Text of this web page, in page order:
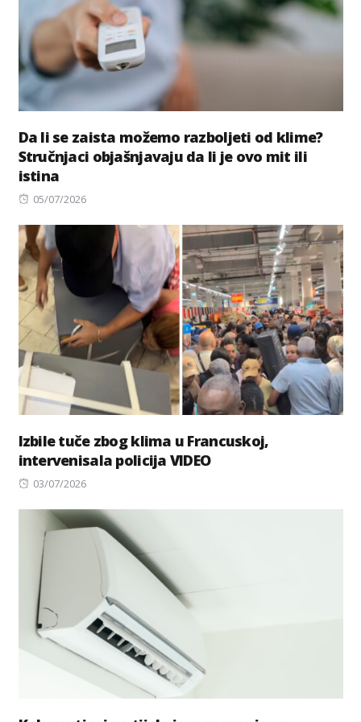
Da li se zaista možemo razboljeti od klime?
Stručnjaci objašnjavaju da li je ovo mit ili
istina
Posted
05/07/2026
Izbile tuče zbog klima u Francuskoj,
intervenisala policija VIDEO
Posted
03/07/2026